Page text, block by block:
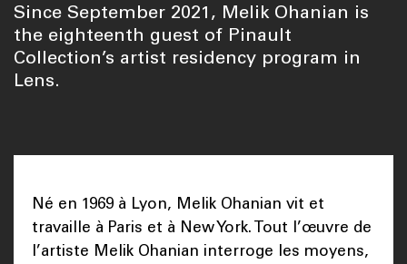
Since September 2021, Melik Ohanian is
the eighteenth guest of Pinault
Collection’s artist residency program in
Lens.
Né en 1969 à Lyon, Melik Ohanian vit et
travaille à Paris et à New York. Tout l’œuvre de
l’artiste Melik Ohanian interroge les moyens,